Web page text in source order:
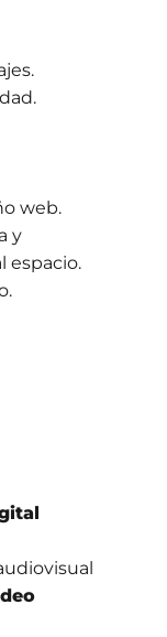
web.
y
espacio.